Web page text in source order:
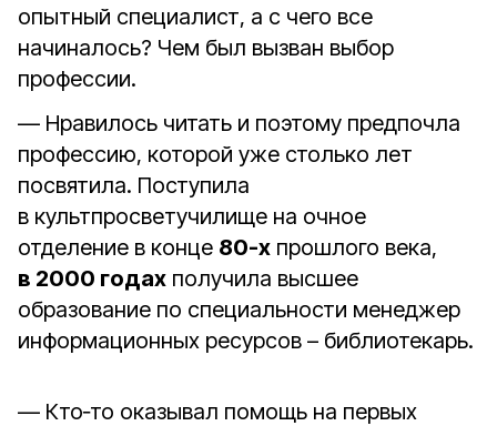
опытный специалист, а с чего все
начиналось? Чем был вызван выбор
профессии.
— Нравилось читать и поэтому предпочла
профессию, которой уже столько лет
посвятила. Поступила
в культпросветучилище на очное
отделение в конце 80-х прошлого века,
в 2000 годах получила высшее
образование по специальности менеджер
информационных ресурсов – библиотекарь.
— Кто‑то оказывал помощь на первых